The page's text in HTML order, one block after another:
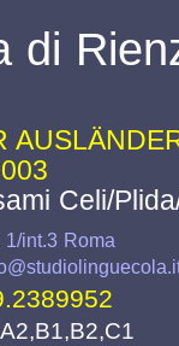
di
Celi/
int.3 Roma